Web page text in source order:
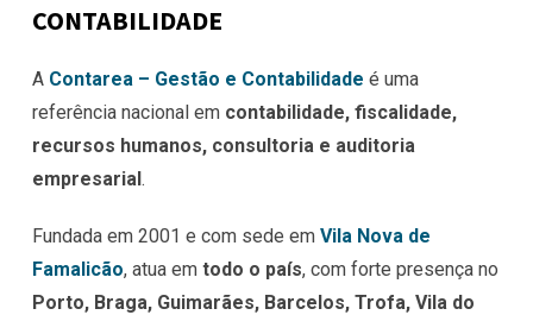
CONTABILIDADE
A Contarea – Gestão e Contabilidade é uma
referência nacional em contabilidade, fiscalidade,
recursos humanos, consultoria e auditoria
empresarial.
Fundada em 2001 e com sede em Vila Nova de
Famalicão, atua em todo o país, com forte presença no
Porto, Braga, Guimarães, Barcelos, Trofa, Vila do